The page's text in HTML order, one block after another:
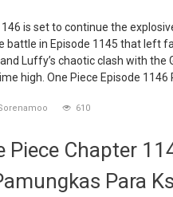
is set to continue the
battle in Episode 1145 that left
Luffy’s chaotic clash with the
high. One Piece Episode 1146
610
Piece Chapter
Para